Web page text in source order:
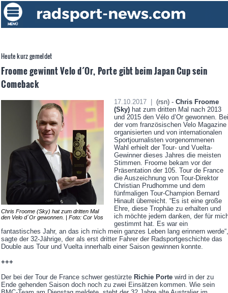
Heute kurz gemeldet
Froome gewinnt Velo d´Or, Porte gibt beim Japan Cup sein
Comeback
Chris Froome (Sky) hat zum dritten Mal
den Velo d´Or gewonnen. | Foto: Cor Vos
17.10.2017 | (rsn) - Chris Froome
(Sky)hat zum dritten Mal nach 2013
und 2015 den Vélo d’Or gewonnen. Bei
der vom französischen Velo Magazine
organisierten und von internationalen
Sportjournalisten vorgenommenen
Wahl erhielt der Tour- und Vuelta-
Gewinner dieses Jahres die meisten
Stimmen. Froome bekam vor der
Präsentation der 105. Tour de France
die Auszeichnung von Tour-Direktor
Christian Prudhomme und dem
fünfmaligen Tour-Champion Bernard
Hinault überreicht. “Es ist eine große
Ehre, diese Trophäe zu erhalten und
ich möchte jedem danken, der für
gestimmt hat. Es war ein
fantastisches Jahr, an das ich mich mein ganzes Leben lang erinnern werde“,
sagte der 32-Jährige, der als erst dritter Fahrer der Radsportgeschichte das
Double aus Tour und Vuelta innerhalb einer Saison gewinnen konnte.
+++
Der bei der Tour de France schwer gestürzte Richie Porte wird in der zu
Ende gehenden Saison doch noch zu zwei Einsätzen kommen. Wie sein